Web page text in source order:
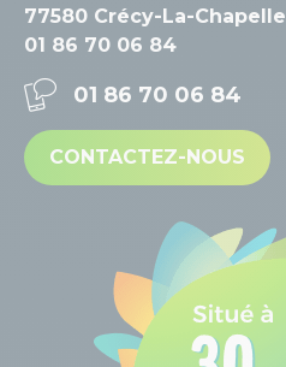
77580 Crécy-La-Chapelle
01 86 70 06 84
01 86 70 06 84
CONTACTEZ-NOUS